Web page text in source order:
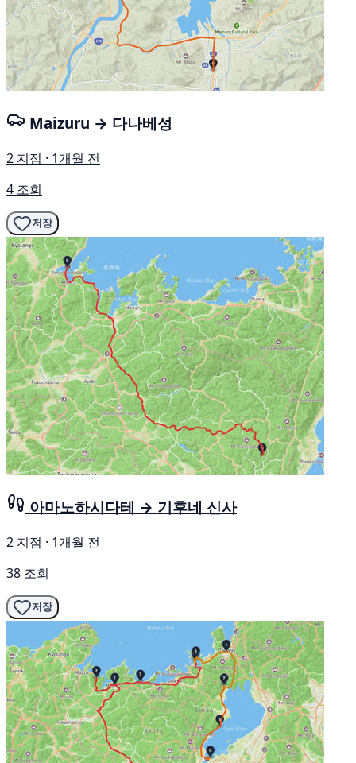
Maizuru → 다나베성
2 지점 · 1개월 전
4 조회
저장
아마노하시다테 → 기후네 신사
2 지점 · 1개월 전
38 조회
저장